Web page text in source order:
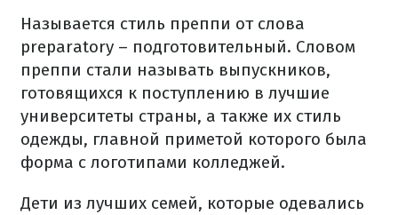
Называется стиль преппи от слова
preparatory – подготовительный. Словом
преппи стали называть выпускников,
готовящихся к поступлению в лучшие
университеты страны, а также их стиль
одежды, главной приметой которого была
форма с логотипами колледжей.
Дети из лучших семей, которые одевались